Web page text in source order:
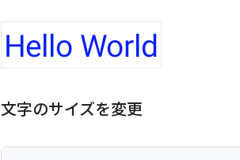
文字のサイズを変更